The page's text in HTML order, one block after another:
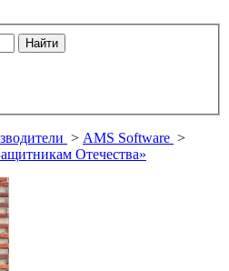
> AMS Software >
Отечества»